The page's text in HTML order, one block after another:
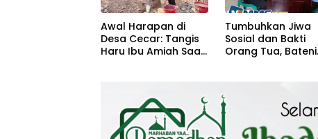
Awal Harapan di
Desa Cecar: Tangis
Haru Ibu Amiah Saat
Tumbuhkan Jiwa
Sosial dan Bakti
Orang Tua, Bateni